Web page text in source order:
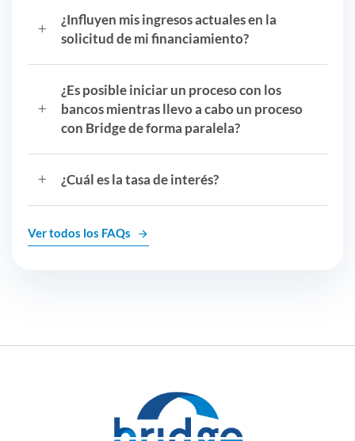
¿Influyen mis ingresos actuales en la
solicitud de mi financiamiento?
¿Es posible iniciar un proceso con los
bancos mientras llevo a cabo un proceso
con Bridge de forma paralela?
¿Cuál es la tasa de interés?
Ver todos los FAQs